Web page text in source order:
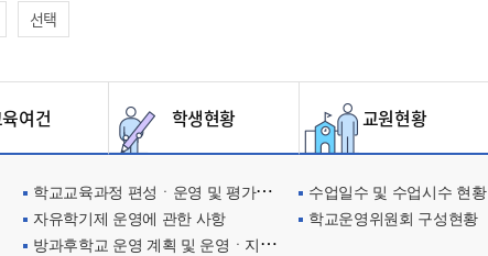
선택
여건 학생현황 교원현황
학교교육과정 편성ㆍ운영 및 평가에 관한 사항 수업일수 및 수업시수 현황
자유학기제 운영에 관한 사항 학교운영위원회 구성현황
방과후학교 운영 계획 및 운영ㆍ지원현황